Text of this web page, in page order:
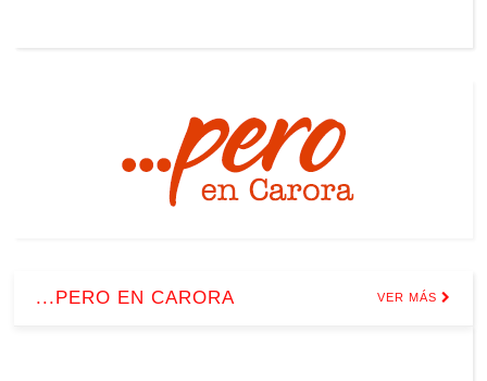
...PERO EN CARORA VER MÁS